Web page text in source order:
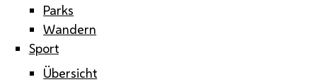
Parks
Wandern
Sport
Übersicht